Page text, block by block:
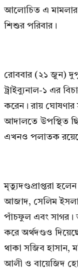
আলোচিত এ মামলার
শিশুর পরিবার।
রোববার (২১ জুন)
ট্রাইব্যুনাল-১ এর
করেন। রায়
আদালতে উপস্থিত
এখনও পলাতক
মৃত্যুদণ্ডপ্রাপ্তরা
আজাদ, সেলিম
পাঁচফুল এবং সাগর।
করে অর্থদণ্ডও
থাকা সজিব হাসান,
আলী ও বায়েজিদ